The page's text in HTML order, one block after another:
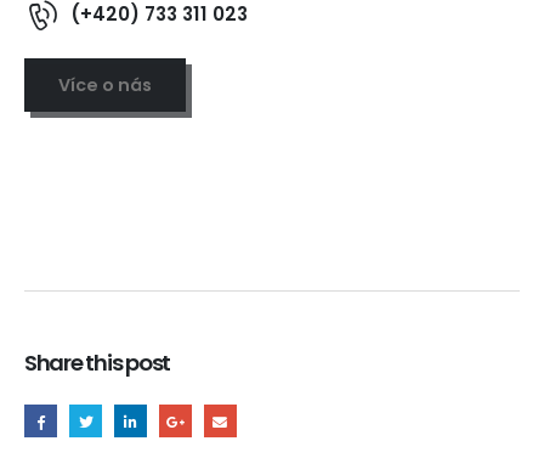
(+420) 733 311 023
Více o nás
Share this post